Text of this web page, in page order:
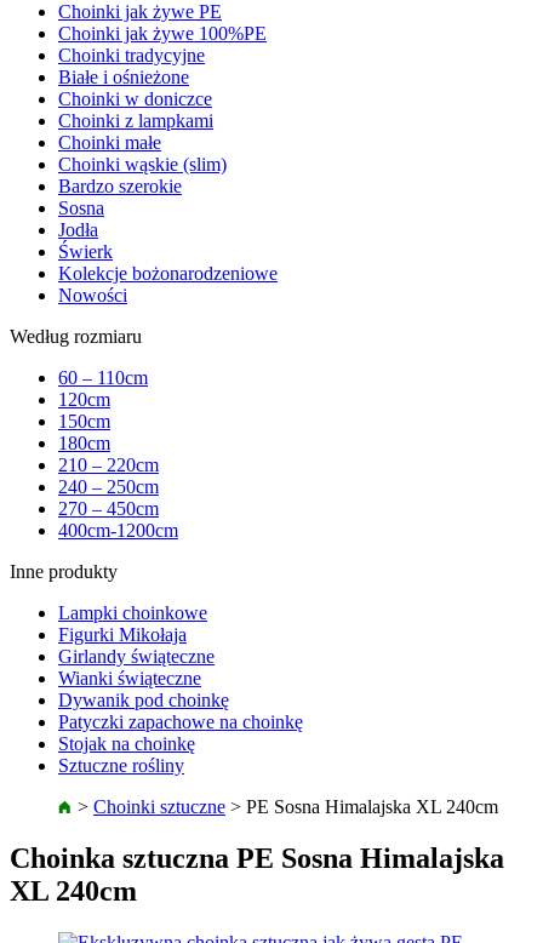
Choinki jak żywe PE
Choinki jak żywe 100%PE
Choinki tradycyjne
Białe i ośnieżone
Choinki w doniczce
Choinki z lampkami
Choinki małe
Choinki wąskie (slim)
Bardzo szerokie
Sosna
Jodła
Świerk
Kolekcje bożonarodzeniowe
Nowości
Według rozmiaru
60 – 110cm
120cm
150cm
180cm
210 – 220cm
240 – 250cm
270 – 450cm
400cm-1200cm
Inne produkty
Lampki choinkowe
Figurki Mikołaja
Girlandy świąteczne
Wianki świąteczne
Dywanik pod choinkę
Patyczki zapachowe na choinkę
Stojak na choinkę
Sztuczne rośliny
> Choinki sztuczne > PE Sosna Himalajska XL 240cm
Choinka sztuczna PE Sosna Himalajska
XL 240cm